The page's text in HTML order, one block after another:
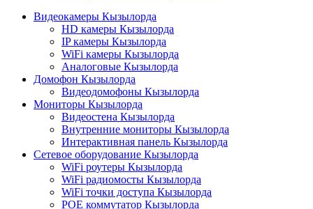
Видеокамеры Кызылорда
HD камеры Кызылорда
IP камеры Кызылорда
WiFi камеры Кызылорда
Аналоговые Кызылорда
Домофон Кызылорда
Видеодомофоны Кызылорда
Мониторы Кызылорда
Видеостена Кызылорда
Внутренние мониторы Кызылорда
Интерактивная панель Кызылорда
Сетевое оборудование Кызылорда
WiFi роутеры Кызылорда
WiFi радиомосты Кызылорда
WiFi точки доступа Кызылорда
POE коммутатор Кызылорда